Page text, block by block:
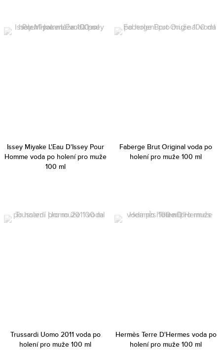
Issey Miyake L'Eau D'Issey Pour
Homme voda po holení pro muže
100 ml
Faberge Brut Original voda po
holení pro muže 100 ml
Trussardi Uomo 2011 voda po
holení pro muže 100 ml
Hermès Terre D'Hermes voda po
holení pro muže 100 ml